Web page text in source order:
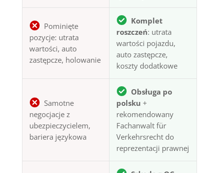
Pominięte
pozycje: utrata
wartości, auto
zastępcze, holowanie
Komplet
roszczeń: utrata
wartości pojazdu,
auto zastępcze,
koszty dodatkowe
Samotne
negocjacje z
ubezpieczycielem,
bariera językowa
Obsługa po
polsku +
rekomendowany
Fachanwalt für
Verkehrsrecht do
reprezentacji prawnej